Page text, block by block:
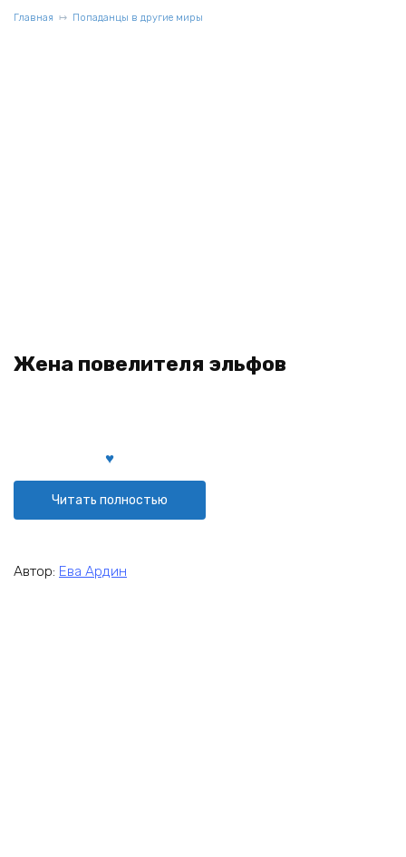
Главная Попаданцы в другие миры
Жена повелителя эльфов
Читать полностью
Автор: Ева Ардин